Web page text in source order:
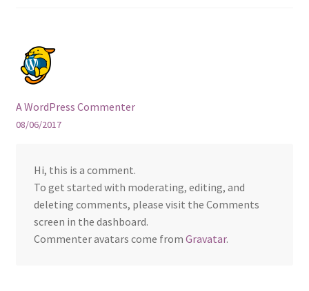
A WordPress Commenter
08/06/2017
Hi, this is a comment.
To get started with moderating, editing, and
deleting comments, please visit the Comments
screen in the dashboard.
Commenter avatars come from Gravatar.